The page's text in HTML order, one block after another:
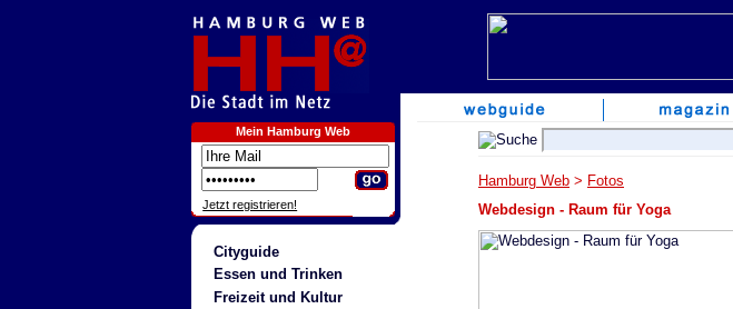
Mein Hamburg Web
Jetzt registrieren!
Cityguide
Essen und Trinken
Freizeit und Kultur
Hamburg Web > Fotos
Webdesign - Raum für Yoga